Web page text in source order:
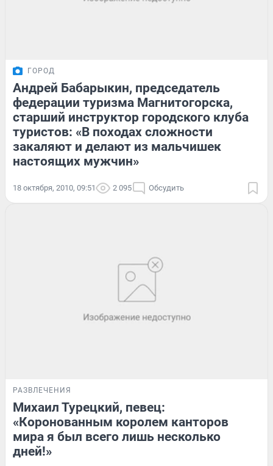
ГОРОД
Андрей Бабарыкин, председатель
федерации туризма Магнитогорска,
старший инструктор городского клуба
туристов: «В походах сложности
закаляют и делают из мальчишек
настоящих мужчин»
18 октября, 2010, 09:51 2 095 Обсудить
РАЗВЛЕЧЕНИЯ
Михаил Турецкий, певец:
«Коронованным королем канторов
мира я был всего лишь несколько
дней!»